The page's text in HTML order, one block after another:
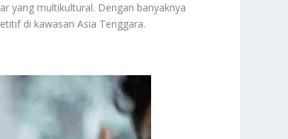
yang multikultural. Dengan banyaknya
di kawasan Asia Tenggara.